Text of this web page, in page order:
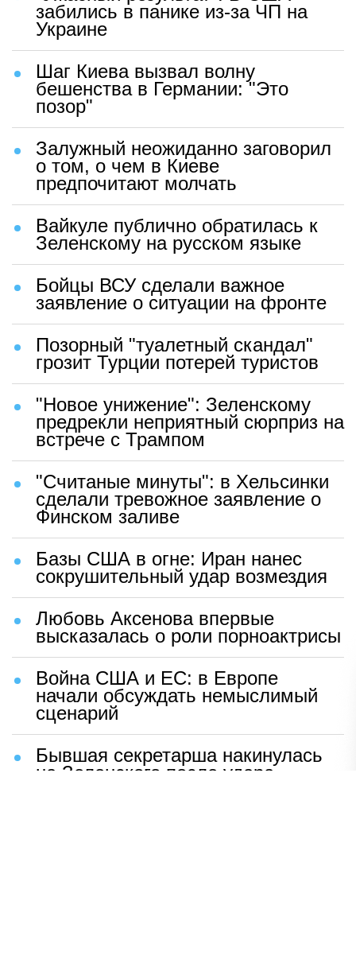
забились в панике из-за ЧП на
Украине
Шаг Киева вызвал волну
бешенства в Германии: "Это
позор"
Залужный неожиданно заговорил
о том, о чем в Киеве
предпочитают молчать
Вайкуле публично обратилась к
Зеленскому на русском языке
Бойцы ВСУ сделали важное
заявление о ситуации на фронте
Позорный "туалетный скандал"
грозит Турции потерей туристов
"Новое унижение": Зеленскому
предрекли неприятный сюрприз на
встрече с Трампом
"Считаные минуты": в Хельсинки
сделали тревожное заявление о
Финском заливе
Базы США в огне: Иран нанес
сокрушительный удар возмездия
Любовь Аксенова впервые
высказалась о роли порноактрисы
Война США и ЕС: в Европе
начали обсуждать немыслимый
сценарий
Бывшая секретарша накинулась
на Зеленского после удара